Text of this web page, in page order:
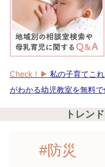
Check！▶︎ 私の子育てこ
がわかる幼児教室を無料で
トレン
#防災